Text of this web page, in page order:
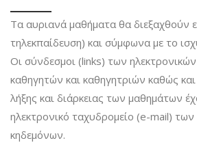
Τα αυριανά μαθήματα θα διεξαχθούν
τηλεκπαίδευση) και σύμφωνα με το
Οι σύνδεσμοι (links) των
καθηγητών και καθηγητριών καθώς
λήξης και διάρκειας των μαθημάτων
ηλεκτρονικό ταχυδρομείο (e-mail) των
κηδεμόνων.